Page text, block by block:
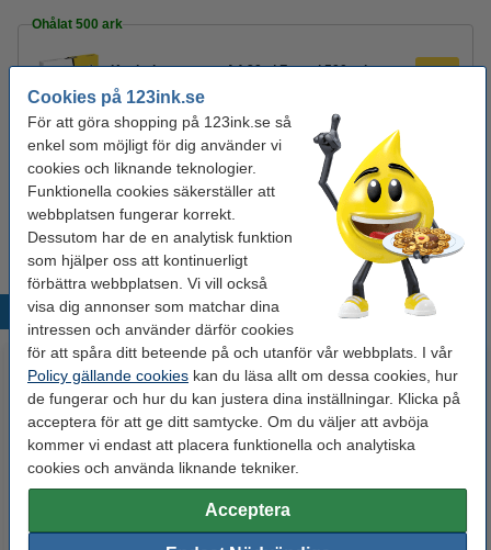
Cookies på 123ink.se
För att göra shopping på 123ink.se så
enkel som möjligt för dig använder vi
cookies och liknande teknologier.
Funktionella cookies säkerställer att
webbplatsen fungerar korrekt.
Dessutom har de en analytisk funktion
som hjälper oss att kontinuerligt
förbättra webbplatsen. Vi vill också
visa dig annonser som matchar dina
intressen och använder därför cookies
för att spåra ditt beteende på och utanför vår webbplats. I vår
Policy gällande cookies kan du läsa allt om dessa cookies, hur
de fungerar och hur du kan justera dina inställningar. Klicka på
acceptera för att ge ditt samtycke. Om du väljer att avböja
kommer vi endast att placera funktionella och analytiska
cookies och använda liknande tekniker.
Acceptera
Ohålat 500 ark
Kopieringspapper A4 80g | Zoom | 500 ark
80 kr
Hålat 500 ark
Kopieringspapper A4 80g HÅLAT | Zoom | 500
ark
85 kr
Populära produkter
Toshiba TFC389K svart toner
Toshiba TFC389C cyan toner